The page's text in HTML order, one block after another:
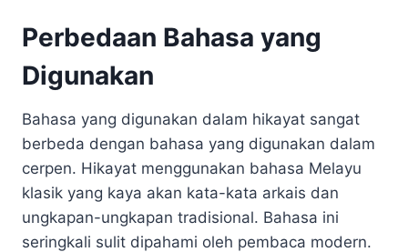
Perbedaan Bahasa yang
Digunakan
Bahasa yang digunakan dalam hikayat sangat
berbeda dengan bahasa yang digunakan dalam
cerpen. Hikayat menggunakan bahasa Melayu
klasik yang kaya akan kata-kata arkais dan
ungkapan-ungkapan tradisional. Bahasa ini
seringkali sulit dipahami oleh pembaca modern.